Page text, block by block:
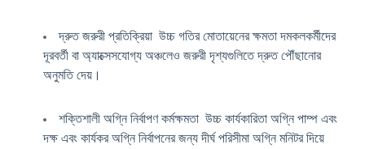
দ্রুত জরুরী প্রতিক্রিয়া ️ উচ্চ গতির মোতায়েনের ক্ষমতা দমকলকর্মীদের
দূরবর্তী বা অ্যাক্সেসযোগ্য অঞ্চলেও জরুরী দৃশ্যগুলিতে দ্রুত পৌঁছানোর
অনুমতি দেয়।
শক্তিশালী অগ্নি নির্বাপণ কর্মক্ষমতা ️ উচ্চ কার্যকারিতা অগ্নি পাম্প এবং
দক্ষ এবং কার্যকর অগ্নি নির্বাপনের জন্য দীর্ঘ পরিসীমা অগ্নি মনিটর দিয়ে